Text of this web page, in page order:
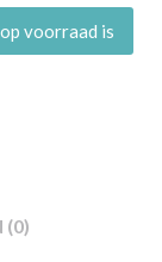
voorraad is
(0)